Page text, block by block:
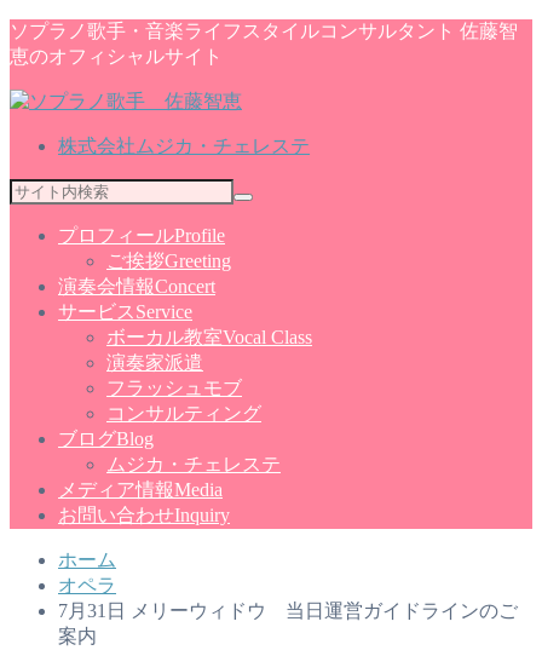
ソプラノ歌手・音楽ライフスタイルコンサルタント 佐藤智
恵のオフィシャルサイト
株式会社ムジカ・チェレステ
プロフィールProfile
ご挨拶Greeting
演奏会情報Concert
サービス Service
ボーカル教室Vocal Class
演奏家派遣
フラッシュモブ
コンサルティング
ブログBlog
ムジカ・チェレステ
メディア情報Media
お問い合わせInquiry
ホーム
オペラ
7月31日 メリーウィドウ 当日運営ガイドラインのご
案内